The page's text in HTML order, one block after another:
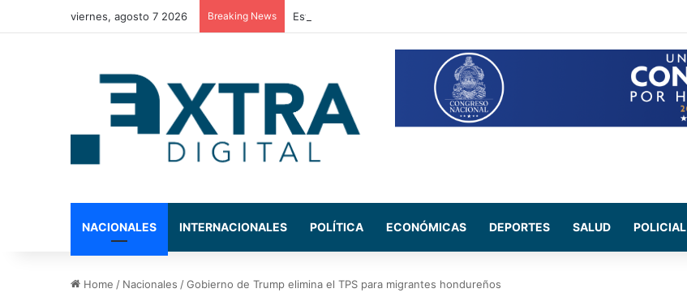
viernes, agosto 7 2026 Breaking News Estos son los sectores que no tendrán energía este viernes 7 de agosto
NACIONALES INTERNACIONALES POLÍTICA ECONÓMICAS DEPORTES SALUD POLICIAL
Home / Nacionales /Gobierno de Trump elimina el TPS para migrantes hondureños